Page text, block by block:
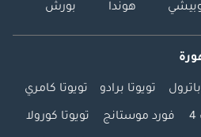
هوندا بورش
تويوتا برادو تويوتا كامري
فورد موستانج تويوتا كورولا